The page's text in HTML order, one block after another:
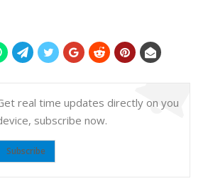
real time updates directly on you
subscribe now.
Subscribe